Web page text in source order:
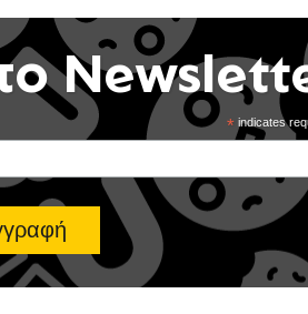
*indicates